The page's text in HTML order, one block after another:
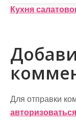
Н
в
и
а
Кухня
Для отправки
авторизоваться